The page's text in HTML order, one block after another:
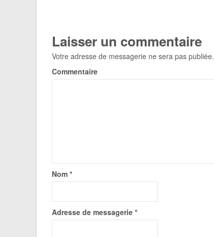
Laisser un commentaire
Votre adresse de messagerie ne sera pas publiée.
Commentaire
Nom *
Adresse de messagerie *